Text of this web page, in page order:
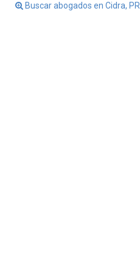
Buscar abogados en Cidra, PR